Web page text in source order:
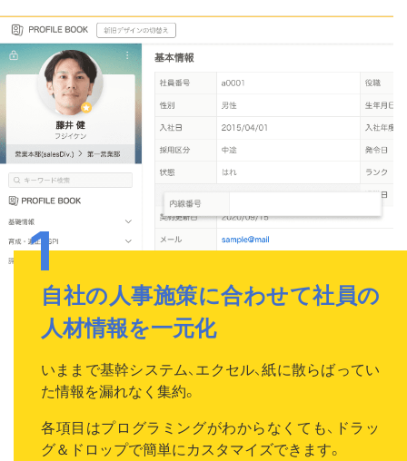
自社の人事施策に合わせて社員の
人材情報を一元化
いままで基幹システム、エクセル、紙に散らばってい
た情報を漏れなく集約。
各項目はプログラミングがわからなくても、ドラッ
グ＆ドロップで簡単にカスタマイズできます。